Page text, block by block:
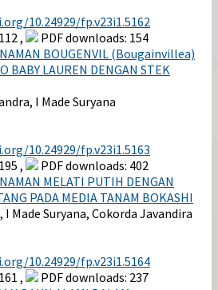
10.24929/fp.v23i1.5162
,
PDF downloads: 154
BOUGENVIL (Bougainvillea)
BABY LAUREN DENGAN STEK
I Made Suryana
10.24929/fp.v23i1.5163
,
PDF downloads: 402
MELATI PUTIH DENGAN
PADA MEDIA TANAM BOKASHI
I Made Suryana, Cokorda Javandira
10.24929/fp.v23i1.5164
,
PDF downloads: 237